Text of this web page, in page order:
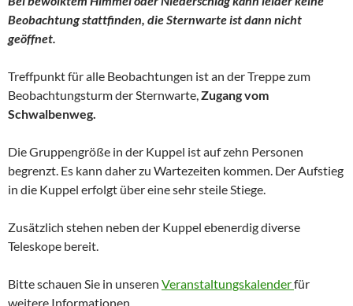
Beobachtung stattfinden, die Sternwarte ist dann nicht
geöffnet.
Treffpunkt für alle Beobachtungen ist an der Treppe zum
Beobachtungsturm der Sternwarte,Zugang vom
Schwalbenweg.
Die Gruppengröße in der Kuppel ist auf zehn Personen
begrenzt. Es kann daher zu Wartezeiten kommen. Der Aufstieg
in die Kuppel erfolgt über eine sehr steile Stiege.
Zusätzlich stehen neben der Kuppel ebenerdig diverse
Teleskope bereit.
Bitte schauen Sie in unseren Veranstaltungskalenderfür
weitere Informationen.